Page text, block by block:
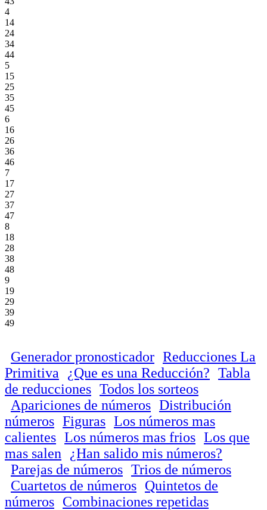
4
14
24
34
44
5
15
25
35
45
6
16
26
36
46
7
17
27
37
47
8
18
28
38
48
9
19
29
39
49
Generador pronosticador Reducciones La
Primitiva
¿Que es una Reducción? Tabla
de reducciones Todos los sorteos
Apariciones de números Distribución
números Figuras Los números mas
calientes Los números mas frios Los que
mas salen
¿Han salido mis números?
Parejas de números Trios de números
Cuartetos de números Quintetos de
números Combinaciones repetidas